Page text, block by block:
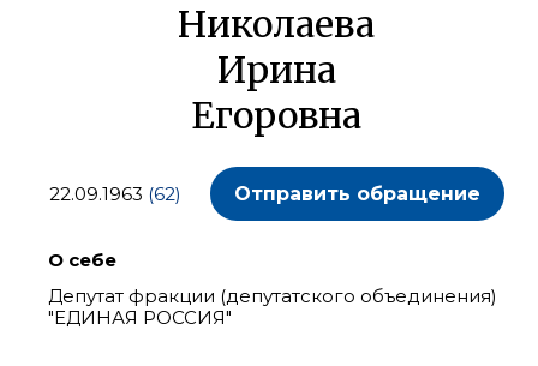
Николаева
Ирина
Егоровна
22.09.1963 (62) Отправить обращение
О себе
Депутат фракции (депутатского объединения)
"ЕДИНАЯ РОССИЯ"